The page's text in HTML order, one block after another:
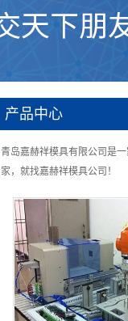
产品中心
青岛嘉赫祥模具有限公司是
家，就找嘉赫祥模具公司！